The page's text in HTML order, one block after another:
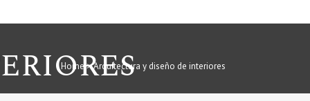
Home >Arquitectura y diseño de interiores